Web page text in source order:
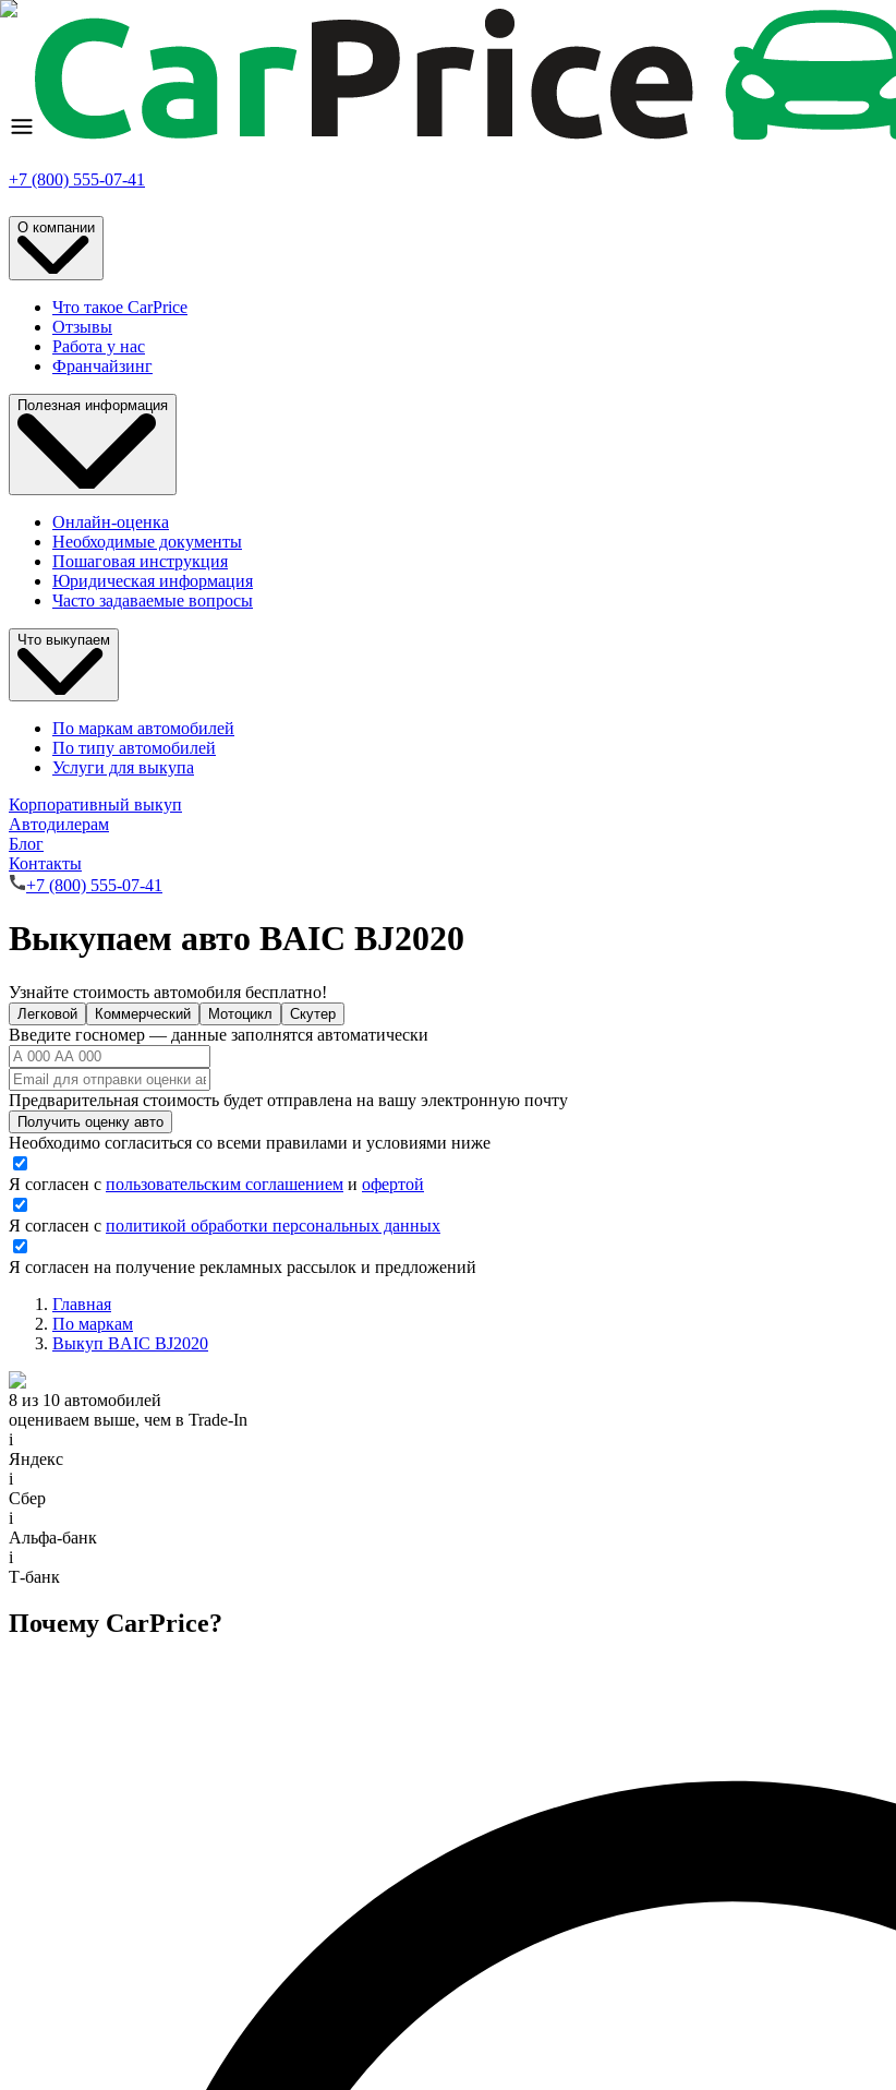
+7 (800) 555-07-41
О компании
Что такое CarPrice
Отзывы
Работа у нас
Франчайзинг
Полезная информация
Онлайн-оценка
Необходимые документы
Пошаговая инструкция
Юридическая информация
Часто задаваемые вопросы
Что выкупаем
По маркам автомобилей
По типу автомобилей
Услуги для выкупа
Корпоративный выкуп
Автодилерам
Блог
Контакты
+7 (800) 555-07-41
Выкупаем авто BAIC BJ2020
Узнайте стоимость автомобиля бесплатно!
Легковой Коммерческий Мотоцикл Скутер
Введите госномер — данные заполнятся автоматически
Предварительная стоимость будет отправлена на вашу электронную почту
Получить оценку авто
Необходимо согласиться со всеми правилами и условиями ниже
Я согласен с пользовательским соглашением и офертой
Я согласен с политикой обработки персональных данных
Я согласен на получение рекламных рассылок и предложений
Главная
По маркам
Выкуп BAIC BJ2020
8 из 10 автомобилей
оцениваем выше, чем в Trade‑In
i
Яндекс
i
Сбер
i
Альфа-банк
i
Т-банк
Почему CarPrice?